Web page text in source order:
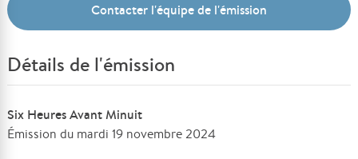
Contacter l'équipe de l'émission
Détails de l'émission
Six Heures Avant Minuit
Émission du mardi 19 novembre 2024